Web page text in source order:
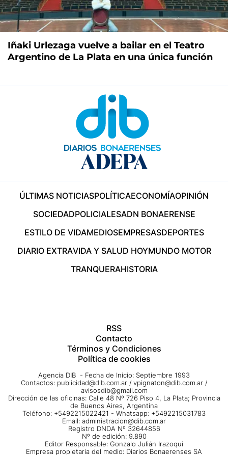
Iñaki Urlezaga vuelve a bailar en el Teatro
Argentino de La Plata en una única función
ÚLTIMAS NOTICIASPOLÍTICAECONOMÍAOPINIÓN
SOCIEDADPOLICIALESADN BONAERENSE
ESTILO DE VIDAMEDIOSEMPRESASDEPORTES
DIARIO EXTRAVIDA Y SALUD HOYMUNDO MOTOR
TRANQUERAHISTORIA
RSS
Contacto
Términos y Condiciones
Política de cookies
Agencia DIB - Fecha de Inicio: Septiembre 1993
Contactos: publicidad@dib.com.ar / vpignaton@dib.com.ar /
avisosdib@gmail.com
Dirección de las oficinas: Calle 48 Nº 726 Piso 4, La Plata; Provincia
de Buenos Aires, Argentina
Teléfono: +5492215022421 - Whatsapp: +5492215031783
Email: administracion@dib.com.ar
Registro DNDA Nº 32644856
Nº de edición: 9.890
Editor Responsable: Gonzalo Julián Irazoqui
Empresa propietaria del medio: Diarios Bonaerenses SA